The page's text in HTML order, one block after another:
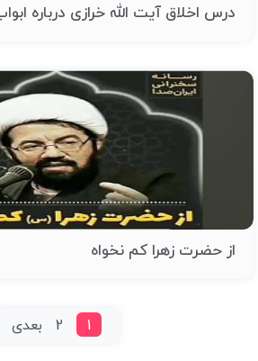
درس اخلاق آیت الله خرازی درباره
از حضرت زهرا کم نخواه
بعدی